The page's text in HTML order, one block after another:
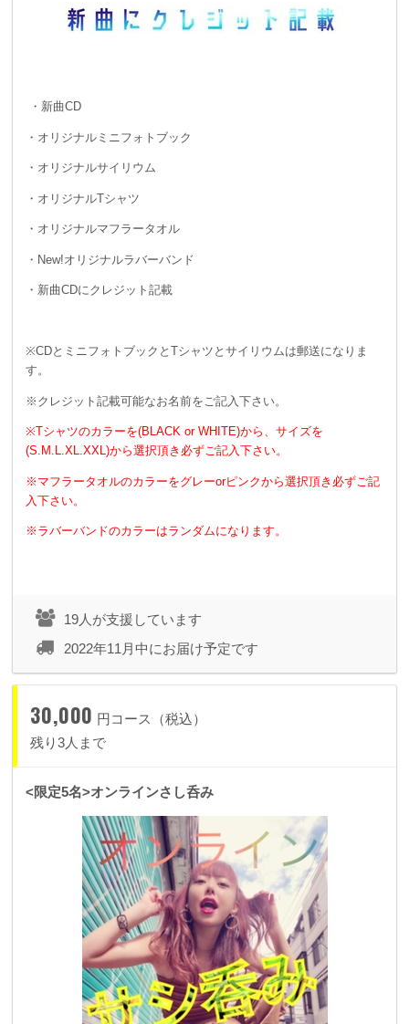
・新曲CD
・オリジナルミニフォトブック
・オリジナルサイリウム
・オリジナルTシャツ
・オリジナルマフラータオル
・New!オリジナルラバーバンド
・新曲CDにクレジット記載
※CDとミニフォトブックとTシャツとサイリウムは郵送になりま
す。
※クレジット記載可能なお名前をご記入下さい。
※Tシャツのカラーを(BLACK or WHITE)から、サイズを
(S.M.L.XL.XXL)から選択頂き必ずご記入下さい。
※マフラータオルのカラーをグレーorピンクから選択頂き必ずご記
入下さい。
※ラバーバンドのカラーはランダムになります。
19人が支援しています
2022年11月中にお届け予定です
30,000 円コース（税込）
残り3人まで
<限定5名>オンラインさし呑み